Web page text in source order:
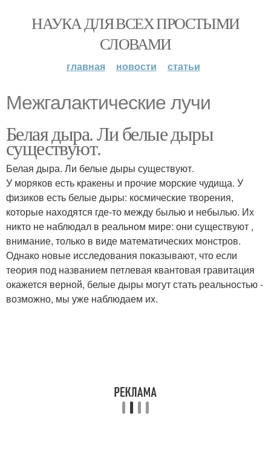
НАУКА ДЛЯ ВСЕХ ПРОСТЫМИ
СЛОВАМИ
главная новости статьи
Межгалактические лучи
Белая дыра. Ли белые дыры
существуют.
Белая дыра. Ли белые дыры существуют.
У моряков есть кракены и прочие морские чудища. У
физиков есть белые дыры: космические творения,
которые находятся где-то между былью и небылью. Их
никто не наблюдал в реальном мире: они существуют ,
внимание, только в виде математических монстров.
Однако новые исследования показывают, что если
теория под названием петлевая квантовая гравитация
окажется верной, белые дыры могут стать реальностью -
возможно, мы уже наблюдаем их.